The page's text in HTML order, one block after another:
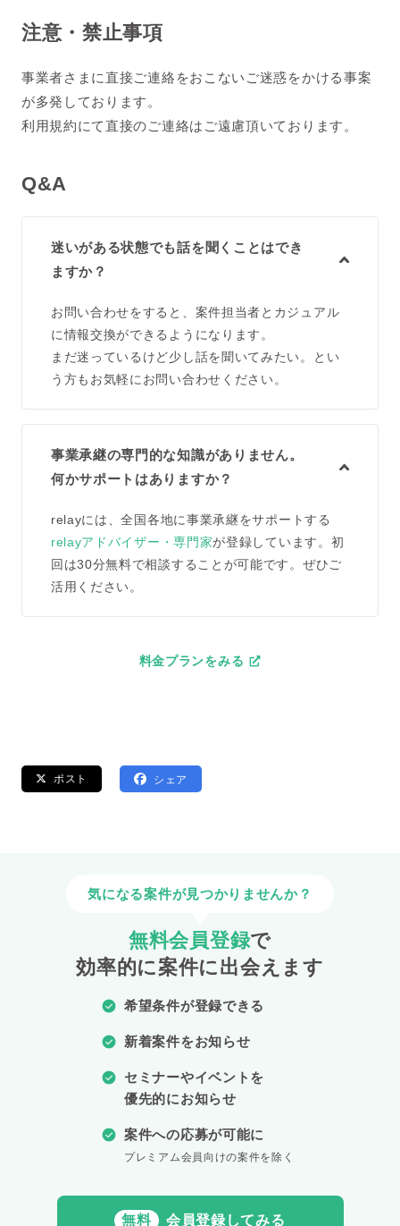
注意・禁止事項
事業者さまに直接ご連絡をおこないご迷惑をかける事案
が多発しております。
利用規約にて直接のご連絡はご遠慮頂いております。
Q&A
迷いがある状態でも話を聞くことはでき
ますか？
お問い合わせをすると、案件担当者とカジュアル
に情報交換ができるようになります。
まだ迷っているけど少し話を聞いてみたい。とい
う方もお気軽にお問い合わせください。
事業承継の専門的な知識がありません。
何かサポートはありますか？
relayには、全国各地に事業承継をサポートする
relayアドバイザー・専門家が登録しています。初
回は30分無料で相談することが可能です。ぜひご
活用ください。
料金プランをみる
ポスト シェア
気になる案件が見つかりませんか？
無料会員登録で
効率的に案件に出会えます
希望条件が登録できる
新着案件をお知らせ
セミナーやイベントを
優先的にお知らせ
案件への応募が可能に
プレミアム会員向けの案件を除く
無料 会員登録してみる